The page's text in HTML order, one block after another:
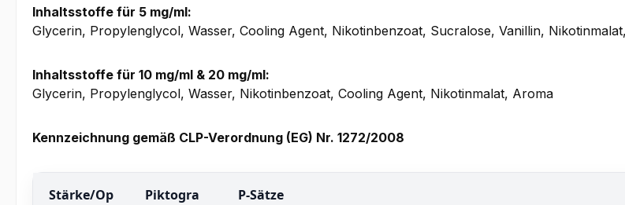
Inhaltsstoffe für 5 mg/ml:
Glycerin, Propylenglycol, Wasser, Cooling Agent, Nikotinbenzoat, Sucralose, Vanillin,
Inhaltsstoffe für 10 mg/ml & 20 mg/ml:
Glycerin, Propylenglycol, Wasser, Nikotinbenzoat, Cooling Agent, Nikotinmalat, Aroma
Kennzeichnung gemäß CLP-Verordnung (EG) Nr. 1272/2008
Stärke/Op
Piktogra
P-Sätze